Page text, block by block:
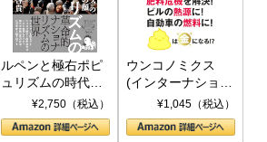
ルペンと極右ポピ
ュリズムの時代：
〈ヤヌス〉の二つ
の顔
¥2,750（税込）
ウンコノミクス
(インターナショナ
ル新書)¥1,045（税込）